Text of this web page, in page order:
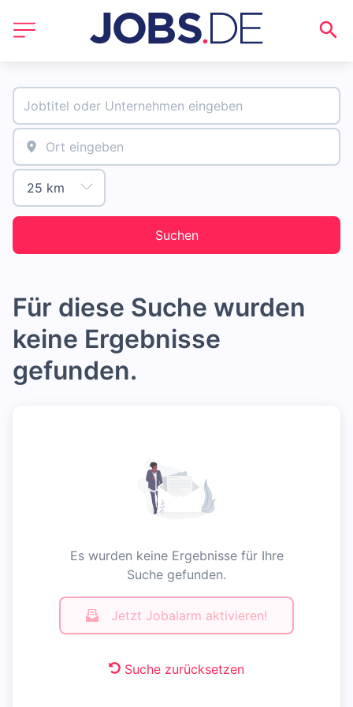
Suchen
Für diese Suche wurden
keine Ergebnisse
gefunden.
Es wurden keine Ergebnisse für Ihre
Suche gefunden.
Jetzt Jobalarm aktivieren!
Suche zurücksetzen